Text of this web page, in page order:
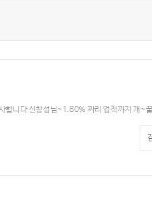
합니다 신창섭님~1.80% 짜리 업적까지 개~